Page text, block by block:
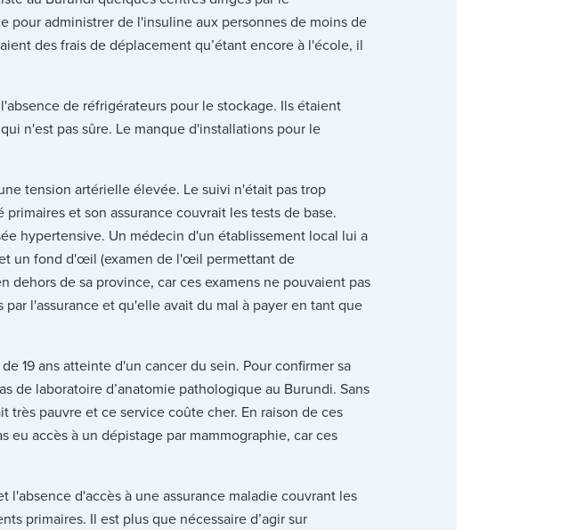
pour administrer de l'insuline aux personnes de moins de
des frais de déplacement qu’étant encore à l'école, il
de réfrigérateurs pour le stockage. Ils étaient
n'est pas sûre. Le manque d'installations pour le
tension artérielle élevée. Le suivi n'était pas trop
et son assurance couvrait les tests de base.
hypertensive. Un médecin d'un établissement local lui a
un fond d'œil (examen de l'œil permettant de
de sa province, car ces examens ne pouvaient pas
l'assurance et qu'elle avait du mal à payer en tant que
19 ans atteinte d'un cancer du sein. Pour confirmer sa
de laboratoire d’anatomie pathologique au Burundi. Sans
très pauvre et ce service coûte cher. En raison de ces
eu accès à un dépistage par mammographie, car ces
d'accès à une assurance maladie couvrant les
primaires. Il est plus que nécessaire d’agir sur